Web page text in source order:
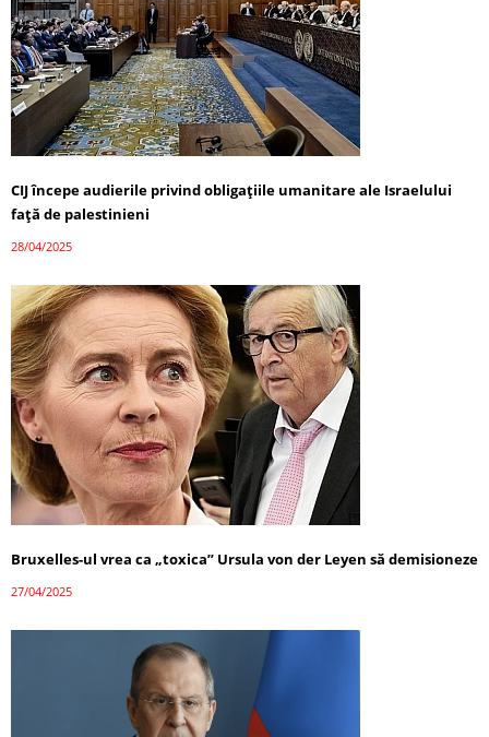
CIJ începe audierile privind obligațiile umanitare ale Israelului
față de palestinieni
28/04/2025
Bruxelles-ul vrea ca „toxica” Ursula von der Leyen să demisioneze
27/04/2025